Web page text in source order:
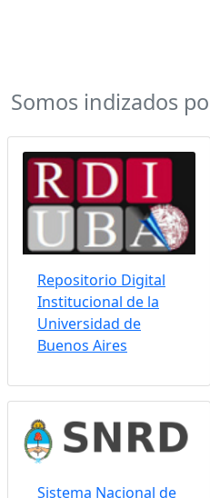
Somos indizados por:
Institucional de la
Universidad de